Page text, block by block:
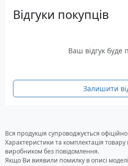
Система вихлопу: Через
Термостат
Максимальна витрата
Тип масла, що
Об'єм олії в картері:
Рекомендована висота
(подовжений)
Відгуки покупців
Ваш відгук
Залишити
Вся продукція супроводжується
Характеристики та комплектація
виробником без повідомлення.
Якщо Ви виявили помилку в описі